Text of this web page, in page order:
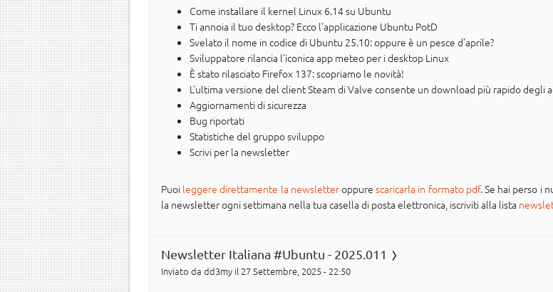
Come installare il kernel Linux 6.14 su Ubuntu
Ti annoia il tuo desktop? Ecco l'applicazione Ubuntu PotD
Svelato il nome in codice di Ubuntu 25.10: oppure è un pesce d'aprile?
Sviluppatore rilancia l'iconica app meteo per i desktop Linux
È stato rilasciato Firefox 137: scopriamo le novità!
L'ultima versione del client Steam di Valve consente un download più rapido degli
Aggiornamenti di sicurezza
Bug riportati
Statistiche del gruppo sviluppo
Scrivi per la newsletter
Puoi leggere direttamente la newsletteroppurescaricarla in formato pdf. Se hai perso i
la newsletter ogni settimana nella tua casella di posta elettronica, iscriviti alla lista
Newsletter Italiana #Ubuntu - 2025.011
Inviato da dd3my il 27 Settembre, 2025 - 22:50